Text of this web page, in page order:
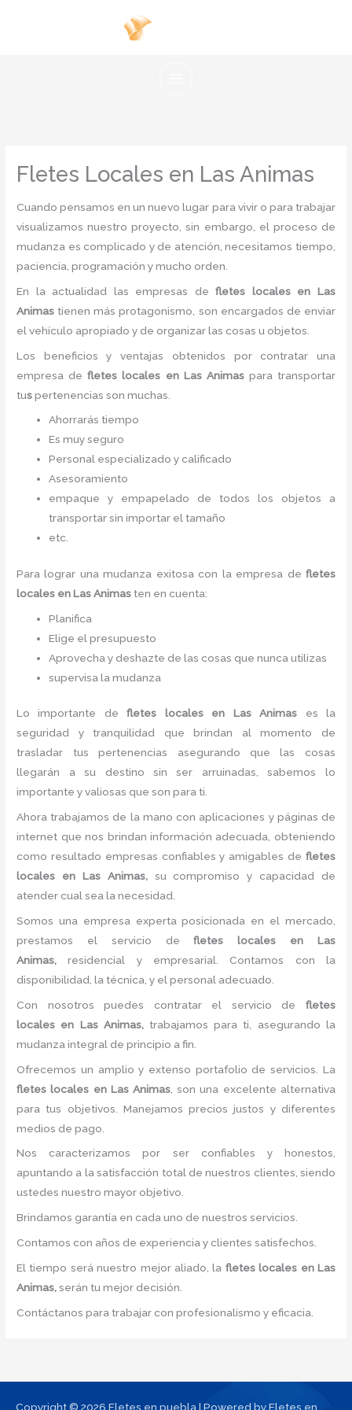
Fletes Locales en Las Animas
Cuando pensamos en un nuevo lugar para vivir o para trabajar
visualizamos nuestro proyecto, sin embargo, el proceso de
mudanza es complicado y de atención, necesitamos tiempo,
paciencia, programación y mucho orden.
En la actualidad las empresas defletes locales en Las
Animas tienen más protagonismo, son encargados de enviar
el vehículo apropiado y de organizar las cosas u objetos.
Los beneficios y ventajas obtenidos por contratar una
empresa defletes locales en Las Animas para transportar
tuspertenencias son muchas.
Ahorrarás tiempo
Es muy seguro
Personal especializado y calificado
Asesoramiento
empaque y empapelado de todos los objetos a
transportar sin importar el tamaño
etc.
Para lograr una mudanza exitosa con la empresa de fletes
locales en Las Animas ten en cuenta:
Planifica
Elige el presupuesto
Aprovecha y deshazte de las cosas que nunca utilizas
supervisa la mudanza
Lo importante defletes localesen Las Animas es la
seguridad y tranquilidad que brindan al momento de
trasladar tus pertenencias asegurando que las cosas
llegarán a su destino sin ser arruinadas, sabemos lo
importante y valiosas que son para ti.
Ahora trabajamos de la mano con aplicaciones y páginas de
internet que nos brindan información adecuada, obteniendo
como resultado empresas confiables y amigables de fletes
locales
en Las Animas, su compromiso y capacidad de
atender cual sea la necesidad.
Somos una empresa experta posicionada en el mercado,
prestamos el servicio defletes locales en Las
Animas, residencial y empresarial. Contamos con la
disponibilidad, la técnica, y el personal adecuado.
Con nosotros puedes contratar el servicio de fletes
locales en Las Animas, trabajamos para ti, asegurando la
mudanza integral de principio a fin.
Ofrecemos un amplio y extenso portafolio de servicios. La
fletes locales en Las Animas , son una excelente alternativa
para tus objetivos. Manejamos precios justos y diferentes
medios de pago.
Nos caracterizamos por ser confiables y honestos,
apuntando a la satisfacción total de nuestros clientes, siendo
ustedes nuestro mayor objetivo.
Brindamos garantía en cada uno de nuestros servicios.
Contamos con años de experiencia y clientes satisfechos.
El tiempo será nuestro mejor aliado, la fletes locales en Las
Animas,serán tu mejor decisión.
Contáctanos para trabajar con profesionalismo y eficacia.
Copyright © 2026 Fletes en puebla | Powered by Fletes en